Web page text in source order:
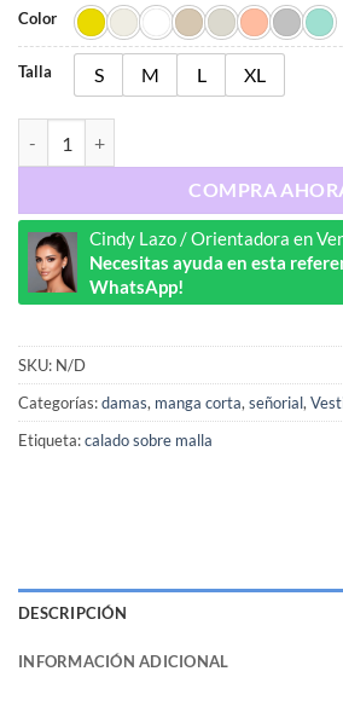
Color
Talla S M L XL
COMPRA
Cindy Lazo / Orientadora en
Necesitas ayuda en esta
WhatsApp!
SKU: N/D
Categorías:damas, manga corta, señorial,
Etiqueta:calado sobre malla
DESCRIPCIÓN
INFORMACIÓN ADICIONAL